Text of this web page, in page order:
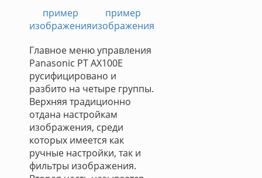
пример
изображения
пример
изображения
Главное меню управления
Panasonic PT AX100E
русифицировано и
разбито на четыре группы.
Верхняя традиционно
отдана настройкам
изображения, среди
которых имеется как
ручные настройки, так и
фильтры изображения.